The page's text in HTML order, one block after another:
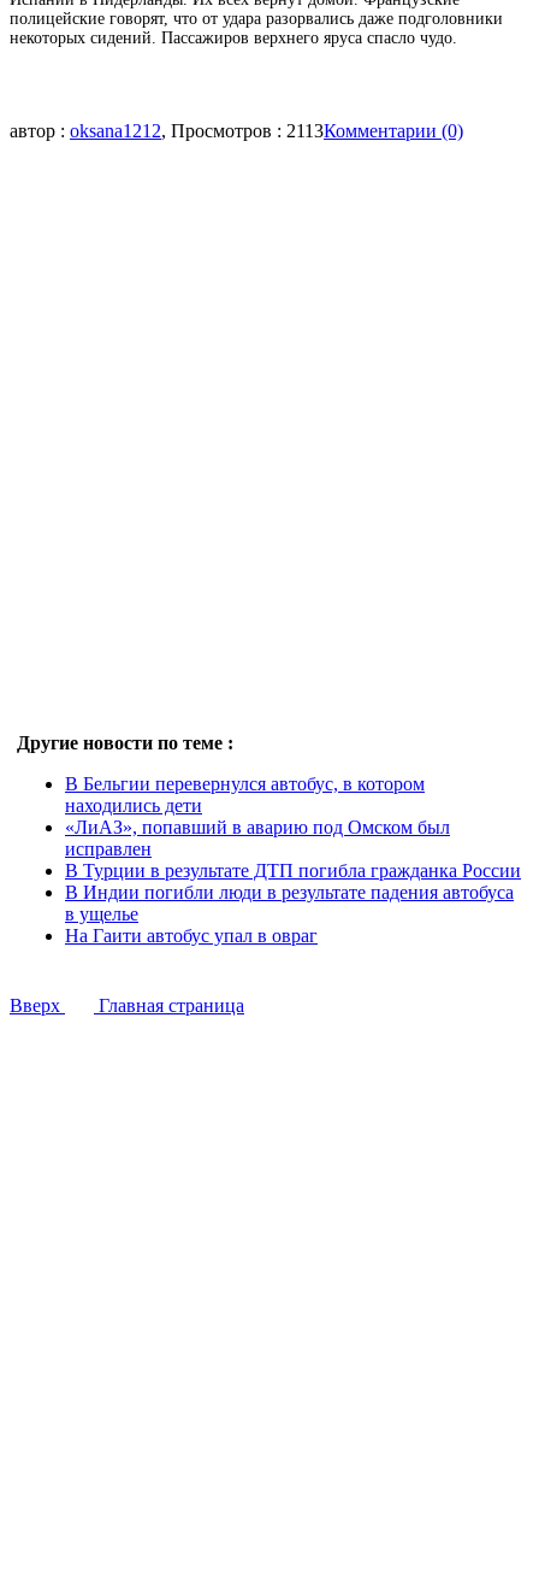
полицейские говорят, что от удара разорвались даже подголовники
некоторых сидений. Пассажиров верхнего яруса спасло чудо.
автор : oksana1212, Просмотров : 2113Комментарии (0)
Другие новости по теме :
В Бельгии перевернулся автобус, в котором
находились дети
«ЛиАЗ», попавший в аварию под Омском был
исправлен
В Турции в результате ДТП погибла гражданка России
В Индии погибли люди в результате падения автобуса
в ущелье
На Гаити автобус упал в овраг
Вверх Главная страница